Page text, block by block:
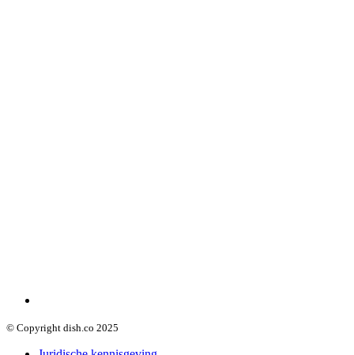
© Copyright dish.co 2025